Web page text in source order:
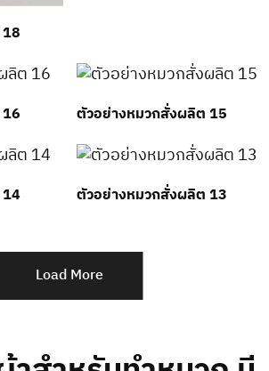
ตัวอย่างหมวกสั่งผลิต 15
ตัวอย่างหมวกสั่งผลิต 13
Load More